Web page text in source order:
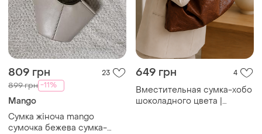
809 грн 23
899 грн -11%
Mango
Сумка жіноча mango
сумочка бежева сумка-
649 грн 4
Вместительная сумка-хобо
шоколадного цвета |